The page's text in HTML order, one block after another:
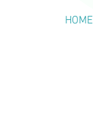
HOME